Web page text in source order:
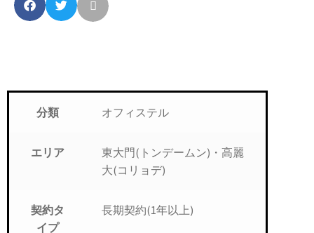
分類 オフィステル
エリア
東大門(トンデームン)・高麗
大(コリョデ)
契約タ
イプ
長期契約(1年以上)